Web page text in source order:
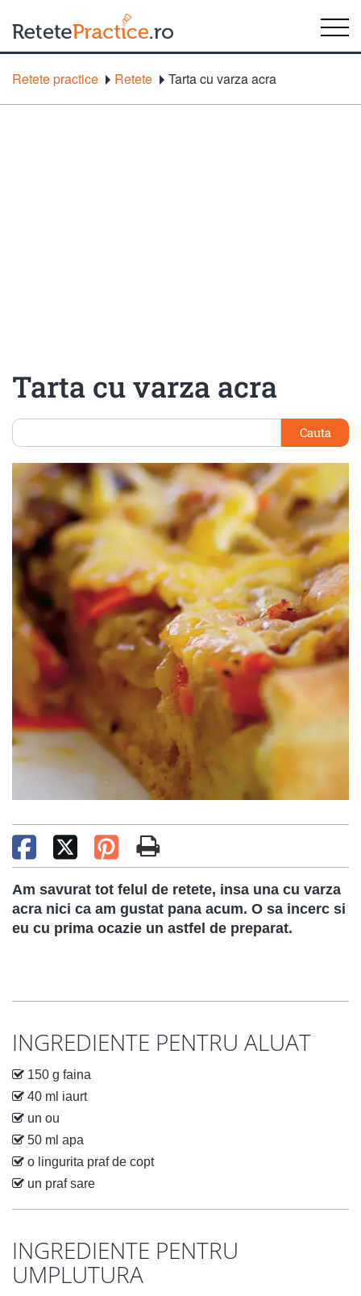
Retete practice Retete Tarta cu varza acra
Tarta cu varza acra
Cauta
Am savurat tot felul de retete, insa una cu varza
acra nici ca am gustat pana acum. O sa incerc si
eu cu prima ocazie un astfel de preparat.
INGREDIENTE PENTRU ALUAT
150 g faina
40 ml iaurt
un ou
50 ml apa
o lingurita praf de copt
un praf sare
INGREDIENTE PENTRU
UMPLUTURA